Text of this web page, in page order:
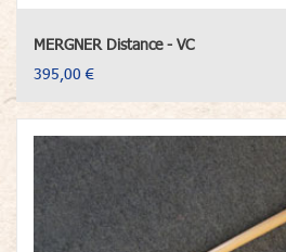
MERGNER Distance - VC
395,00 €